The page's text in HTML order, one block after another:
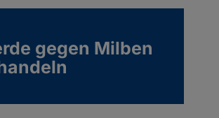
gegen Milben